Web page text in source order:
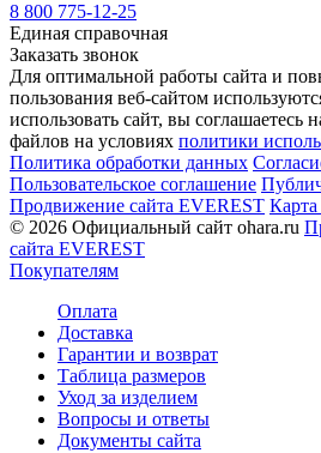
8 800 775-12-25
Единая справочная
Заказать звонок
Для оптимальной работы сайта и
пользования веб-сайтом
использовать сайт, вы соглашаетесь
файлов на условиях политики
Политика обработки данных
Пользовательское соглашение
Продвижение сайта EVEREST Карта
© 2026 Официальный сайт ohara.ru
сайта EVEREST
Покупателям
Оплата
Доставка
Гарантии и возврат
Таблица размеров
Уход за изделием
Вопросы и ответы
Документы сайта